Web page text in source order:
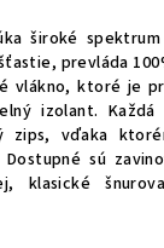
široké
prevláda
vlákno, ktoré je
izolant. Každá
zips, vďaka
sú
klasické